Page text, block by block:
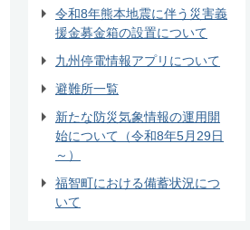
令和8年熊本地震に伴う災害義
援金募金箱の設置について
九州停電情報アプリについて
避難所一覧
新たな防災気象情報の運用開
始について（令和8年5月29日
～）
福智町における備蓄状況につ
いて